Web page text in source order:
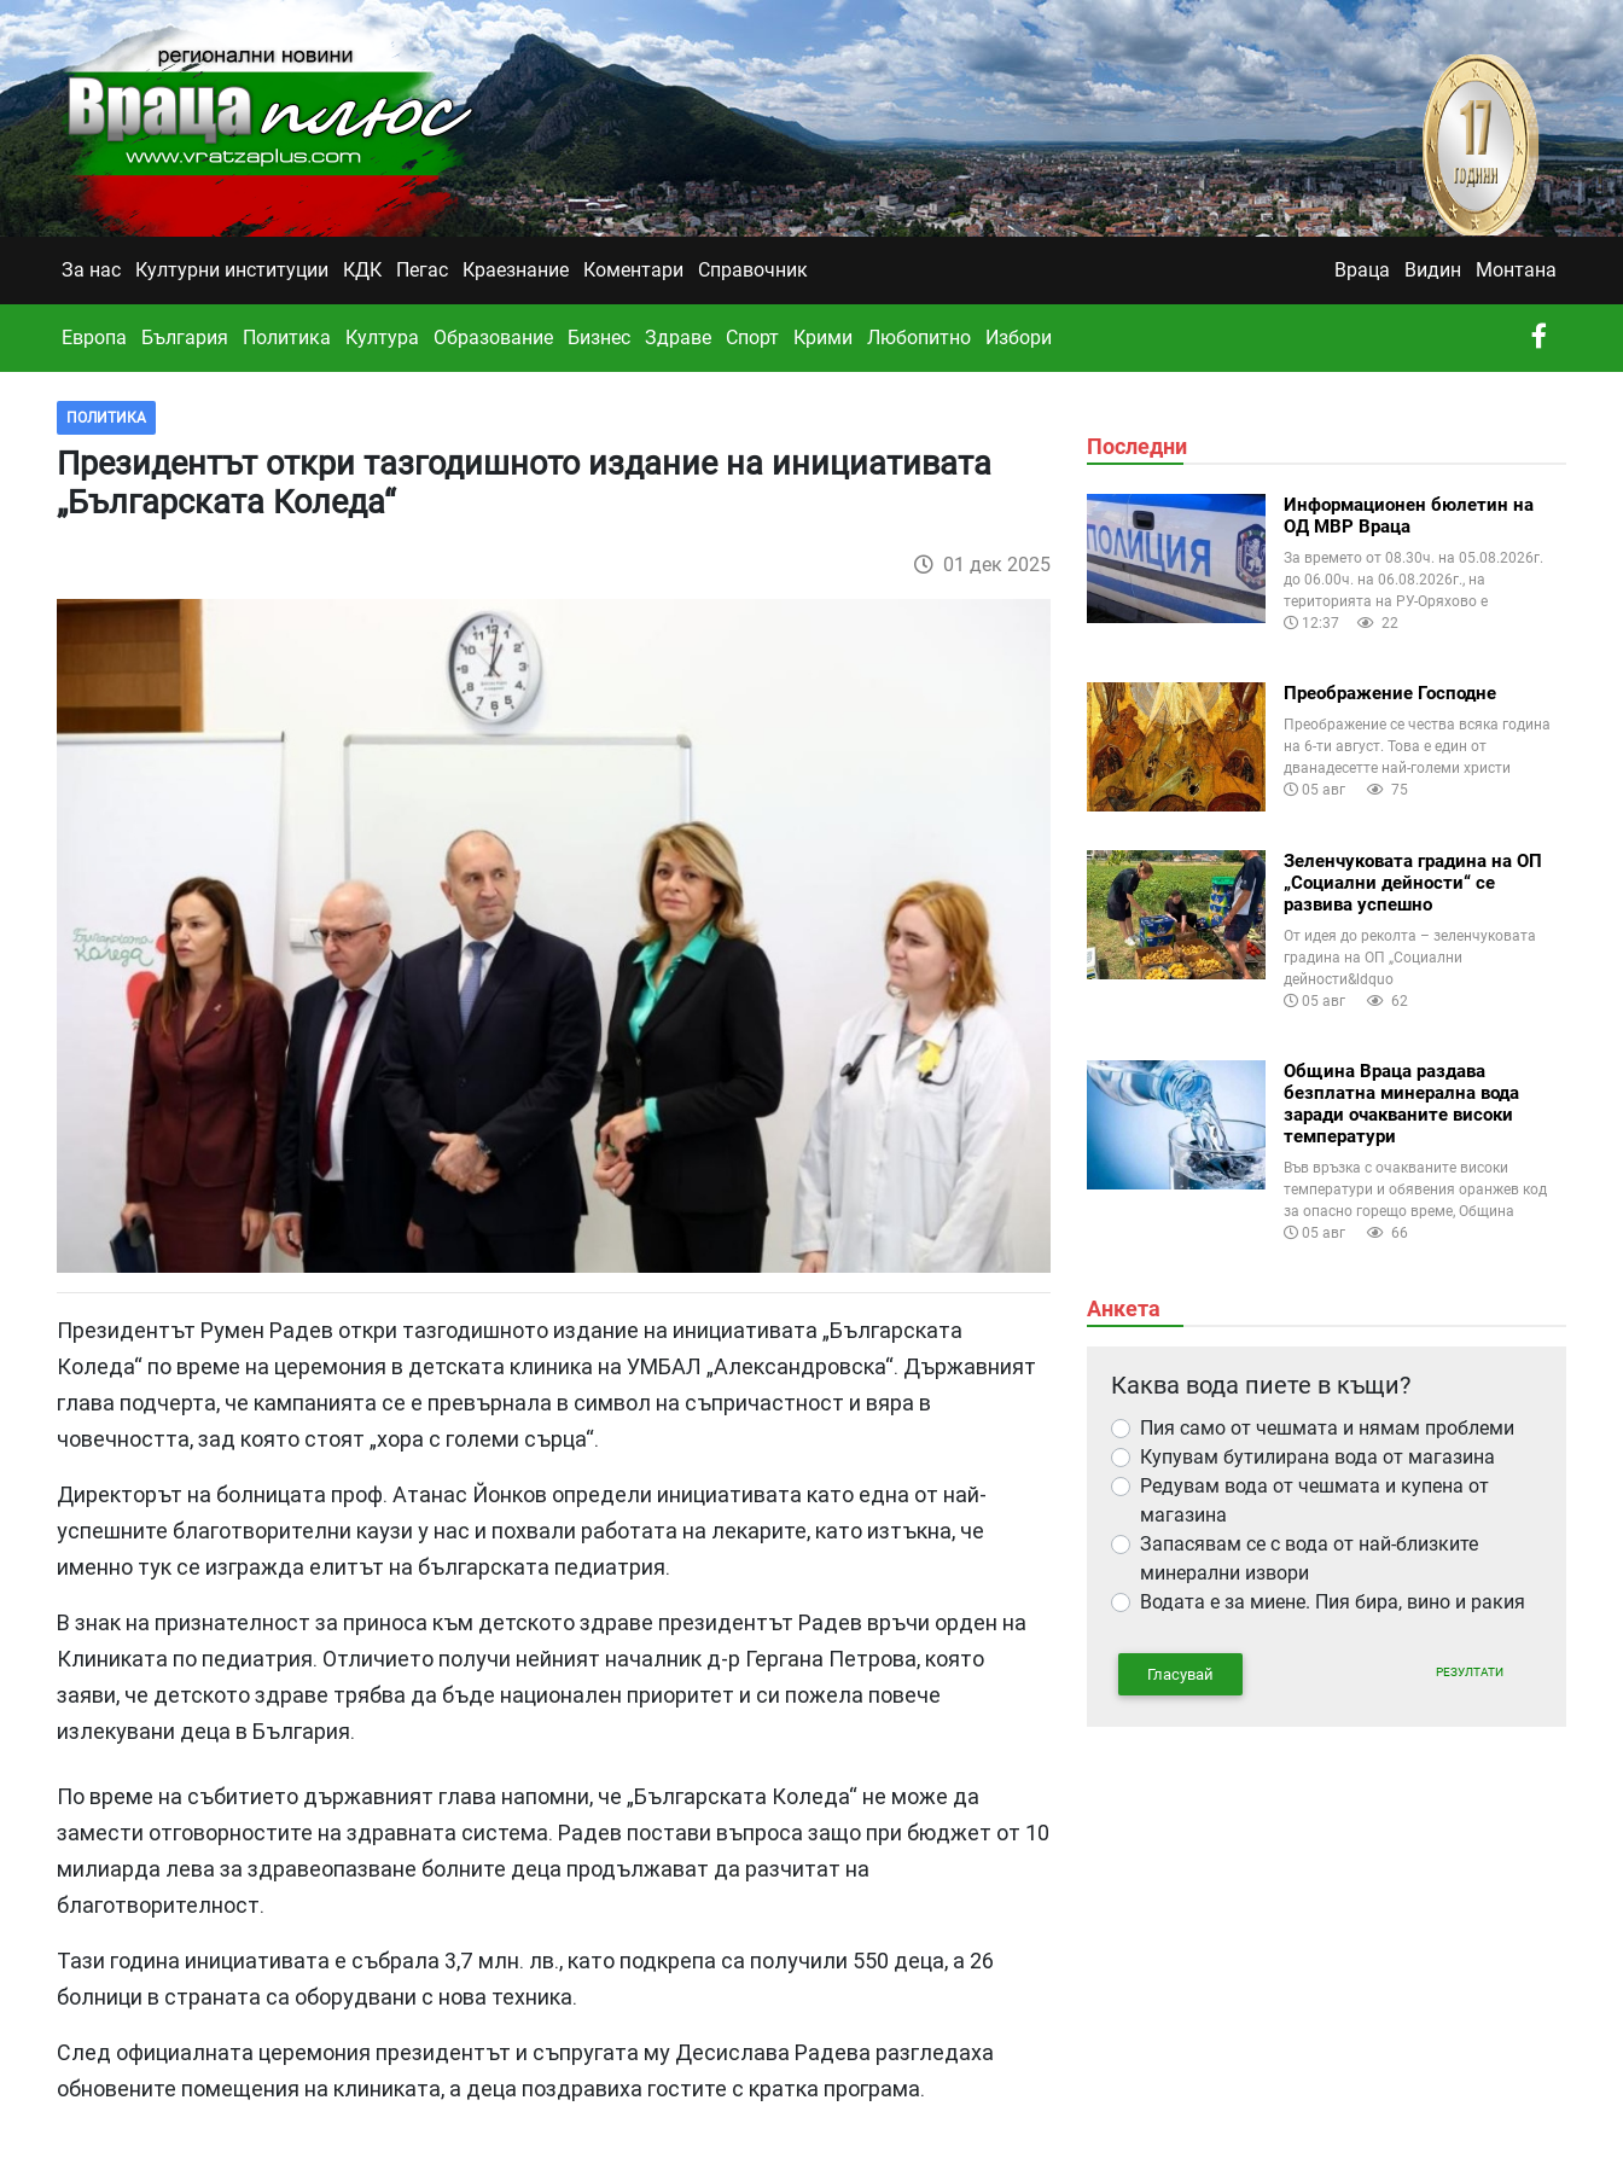
За нас Културни институции КДК Пегас Краезнание Коментари Справочник Враца Видин Монтана
Европа България Политика Култура Образование Бизнес Здраве Спорт Крими Любопитно Избори
ПОЛИТИКА
Президентът откри тазгодишното издание на инициативата
„Българската Коледа“
01 дек 2025
Президентът Румен Радев откри тазгодишното издание на инициативата „Българската
Коледа“ по време на церемония в детската клиника на УМБАЛ „Александровска“. Държавният
глава подчерта, че кампанията се е превърнала в символ на съпричастност и вяра в
човечността, зад която стоят „хора с големи сърца“.
Директорът на болницата проф. Атанас Йонков определи инициативата като една от най-
успешните благотворителни каузи у нас и похвали работата на лекарите, като изтъкна, че
именно тук се изгражда елитът на българската педиатрия.
В знак на признателност за приносa към детското здраве президентът Радев връчи орден на
Клиниката по педиатрия. Отличието получи нейният началник д-р Гергана Петрова, която
заяви, че детското здраве трябва да бъде национален приоритет и си пожела повече
излекувани деца в България.
По време на събитието държавният глава напомни, че „Българската Коледа“ не може да
замести отговорностите на здравната система. Радев постави въпроса защо при бюджет от 10
милиарда лева за здравеопазване болните деца продължават да разчитат на
благотворителност.
Тази година инициативата е събрала 3,7 млн. лв., като подкрепа са получили 550 деца, а 26
болници в страната са оборудвани с нова техника.
След официалната церемония президентът и съпругата му Десислава Радева разгледаха
обновените помещения на клиниката, а деца поздравиха гостите с кратка програма.
Последни
Информационен бюлетин на
ОД МВР Враца
За времето от 08.30ч. на 05.08.2026г.
до 06.00ч. на 06.08.2026г., на
територията на РУ-Оряхово е
12:37
22
Преображение Господне
Преображение се чества всяка година
на 6-ти август. Това е един от
дванадесетте най-големи христи
05 авг
75
Зеленчуковата градина на ОП
„Социални дейности“ се
развива успешно
От идея до реколта – зеленчуковата
градина на ОП „Социални
дейности&ldquo
05 авг
62
Община Враца раздава
безплатна минерална вода
заради очакваните високи
температури
Във връзка с очакваните високи
температури и обявения оранжев код
за опасно горещо време, Община
05 авг
66
Анкета
Каква вода пиете в къщи?
Пия само от чешмата и нямам проблеми
Купувам бутилирана вода от магазина
Редувам вода от чешмата и купена от
магазина
Запасявам се с вода от най-близките
минерални извори
Водата е за миене. Пия бира, вино и ракия
Гласувай РЕЗУЛТАТИ